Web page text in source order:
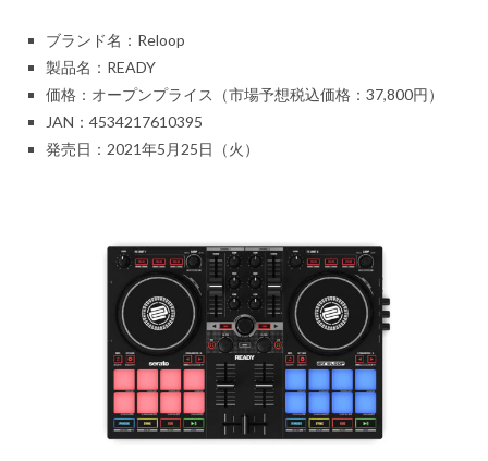
ブランド名：Reloop
製品名：READY
価格：オープンプライス（市場予想税込価格：37,800円）
JAN：4534217610395
発売日：2021年5月25日（火）